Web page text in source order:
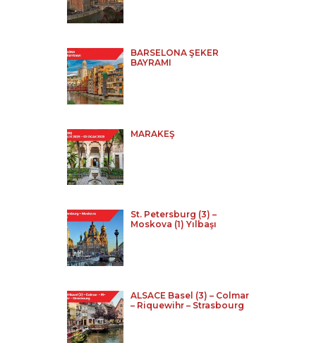
BARSELONA ŞEKER
BAYRAMI
MARAKEŞ
St. Petersburg (3) –
Moskova (1) Yılbaşı
ALSACE Basel (3) – Colmar
– Riquewihr – Strasbourg